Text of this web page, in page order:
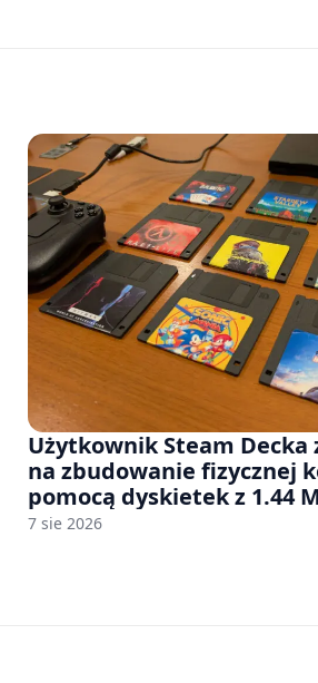
Użytkownik Steam Decka
na zbudowanie fizycznej
pomocą dyskietek z 1.44
7 sie 2026